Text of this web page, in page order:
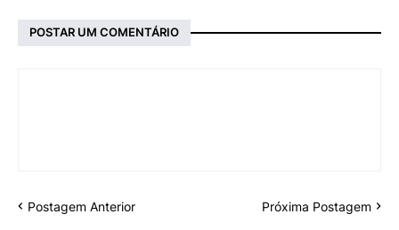
POSTAR UM COMENTÁRIO
Postagem Anterior Próxima Postagem